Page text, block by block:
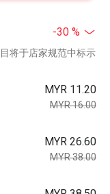
-30 %
将于店家规范中标示
MYR 11.20
MYR 16.00
MYR 26.60
MYR 38.00